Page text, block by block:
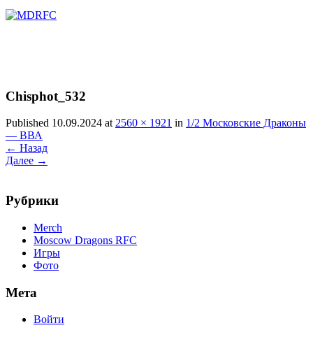
Перейти
к
Chisphot_532
Published 10.09.2024 at2560 × 1921 in 1/2 Московские Драконы
— ВВА
← Назад
Далее →
Рубрики
Merch
Moscow Dragons RFC
Игры
Фото
Мета
Войти